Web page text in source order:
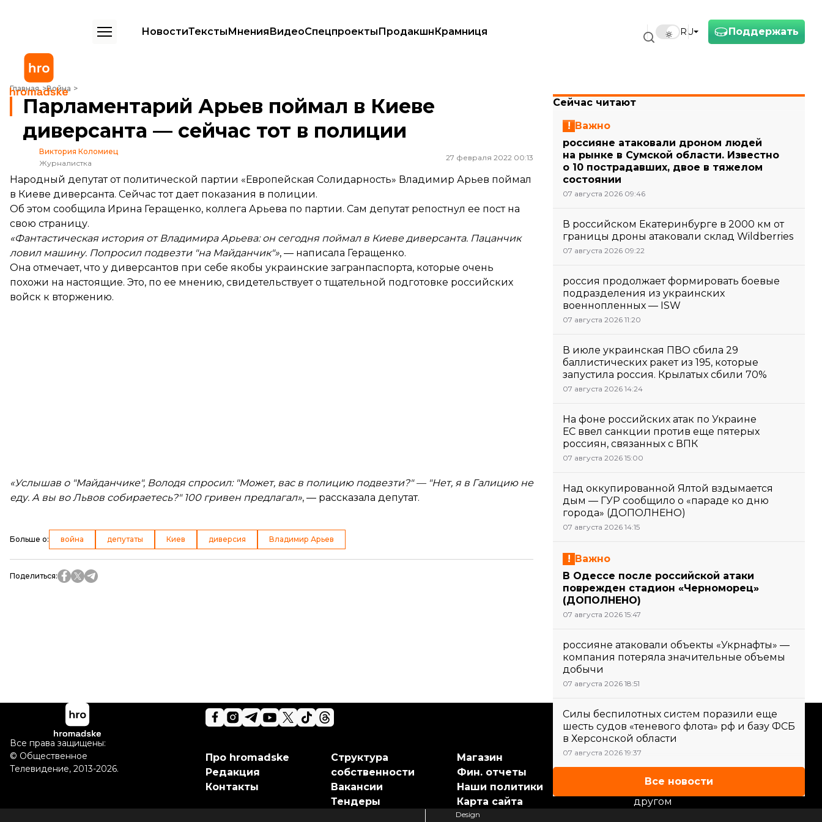
Поддержать
RU
НовостиТекстыМненияВидеоСпецпроектыПродакшнКрамниця
Главная Война
Парламентарий Арьев поймал в Киеве диверсанта — сейчас тот в полиции
Парламентарий Арьев поймал в Киеве
диверсанта — сейчас тот в полиции
Виктория Коломиец
Журналистка
27 февраля 2022 00:13
Народный депутат от политической партии «Европейская Солидарность» Владимир Арьев поймал
в Киеве диверсанта. Сейчас тот дает показания в полиции.
Об этом сообщила Ирина Геращенко, коллега Арьева по партии. Сам депутат репостнул ее пост на
свою страницу.
«Фантастическая история от Владимира Арьева: он сегодня поймал в Киеве диверсанта. Пацанчик
ловил машину. Попросил подвезти "на Майданчик"», — написала Геращенко.
Она отмечает, что у диверсантов при себе якобы украинские загранпаспорта, которые очень
похожи на настоящие. Это, по ее мнению, свидетельствует о тщательной подготовке российских
войск к вторжению.
«Услышав о "Майданчике", Володя спросил: "Может, вас в полицию подвезти?" — "Нет, я в Галицию не
еду. А вы во Львов собираетесь?" 100 гривен предлагал», — рассказала депутат.
Больше о: война депутаты Киев диверсия Владимир Арьев
Поделиться:
Сейчас читают
Важно
россияне атаковали дроном людей
на рынке в Сумской области. Известно
о 10 пострадавших, двое в тяжелом
состоянии
07 августа 2026 09:46
В российском Екатеринбурге в 2000 км от
границы дроны атаковали склад Wildberries
07 августа 2026 09:22
россия продолжает формировать боевые
подразделения из украинских
военнопленных — ISW
07 августа 2026 11:20
В июле украинская ПВО сбила 29
баллистических ракет из 195, которые
запустила россия. Крылатых сбили 70%
07 августа 2026 14:24
На фоне российских атак по Украине
ЕС ввел санкции против еще пятерых
россиян, связанных с ВПК
07 августа 2026 15:00
Над оккупированной Ялтой вздымается
дым — ГУР сообщило о «параде ко дню
города» (ДОПОЛНЕНО)
07 августа 2026 14:15
Важно
В Одессе после российской атаки
поврежден стадион «Черноморец»
(ДОПОЛНЕНО)
07 августа 2026 15:47
россияне атаковали объекты «Укрнафты» —
компания потеряла значительные объемы
добычи
07 августа 2026 18:51
Силы беспилотных систем поразили еще
шесть судов «теневого флота» рф и базу ФСБ
в Херсонской области
07 августа 2026 19:37
Все новости
Поддержать
Поддержи hromadske.
благодаря тебе. Будь нашим
другом
Про hromadske
Редакция
Контакты
Структура
собственности
Вакансии
Тендеры
Магазин
Фин. отчеты
Наши политики
Карта сайта
Все права защищены:
© Общественное
Телевидение, 2013-2026.
Design